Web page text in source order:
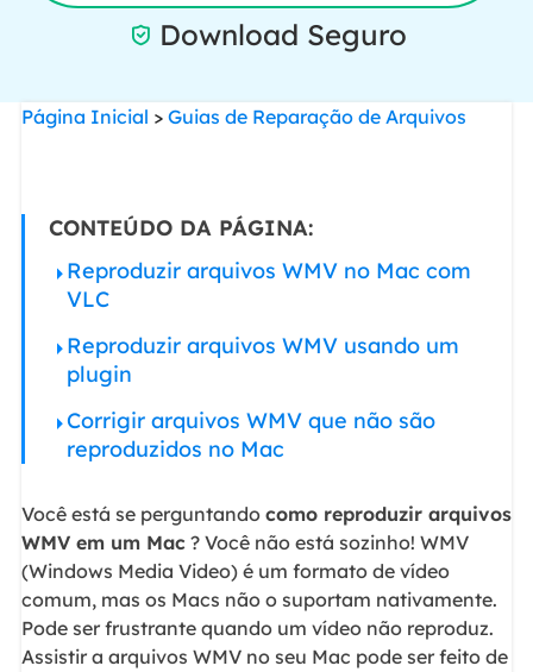
 Download Seguro
Página Inicial > Guias de Reparação de Arquivos
CONTEÚDO DA PÁGINA:
Reproduzir arquivos WMV no Mac com
VLC
Reproduzir arquivos WMV usando um
plugin
Corrigir arquivos WMV que não são
reproduzidos no Mac
Você está se perguntando como reproduzir arquivos
WMV em um Mac? Você não está sozinho! WMV
(Windows Media Video) é um formato de vídeo
comum, mas os Macs não o suportam nativamente.
Pode ser frustrante quando um vídeo não reproduz.
Assistir a arquivos WMV no seu Mac pode ser feito de